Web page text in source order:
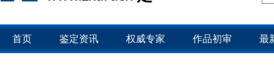
首页 鉴定资讯 权威专家 作品初审 最